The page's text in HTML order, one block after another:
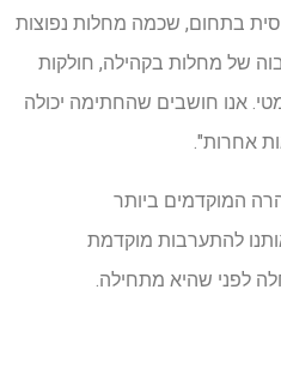
בתחום, שכמה מחלות נפוצות
של מחלות בקהילה, חולקות
אנו חושבים שהחתימה יכולה
אחרות".
המוקדמים ביותר
להתערבות מוקדמת
לפני שהיא מתחילה.